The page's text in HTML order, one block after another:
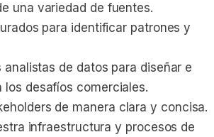
una variedad de fuentes.
para identificar patrones y
de datos para diseñar e
los desafíos comerciales.
de manera clara y concisa.
infraestructura y procesos de